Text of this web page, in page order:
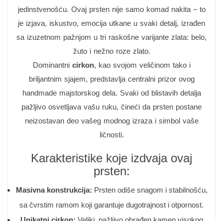
jedinstvenošću. Ovaj prsten nije samo komad nakita – to
je izjava, iskustvo, emocija utkane u svaki detalj, izrađen
sa izuzetnom pažnjom u tri raskošne varijante zlata: belo,
žuto i nežno roze zlato.
Dominantni cirkon, kao svojom veličinom tako i
briljantnim sjajem, predstavlja centralni prizor ovog
handmade majstorskog dela. Svaki od blistavih detalja
pažljivo osvetljava vašu ruku, čineći da prsten postane
neizostavan deo vašeg modnog izraza i simbol vaše
ličnosti.
Karakteristike koje izdvaja ovaj
prsten:
Masivna konstrukcija: Prsten odiše snagom i stabilnošću,
sa čvrstim ramom koji garantuje dugotrajnost i otpornost.